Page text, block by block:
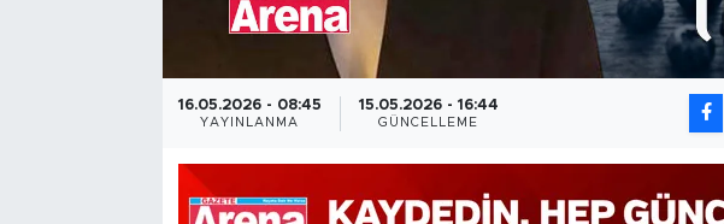
16.05.2026 - 08:45
YAYINLANMA
15.05.2026 - 16:44
GÜNCELLEME